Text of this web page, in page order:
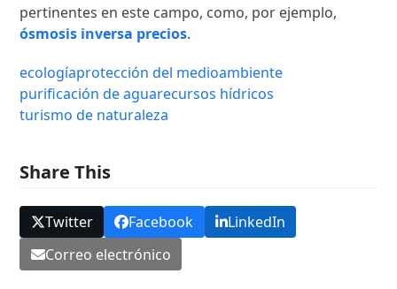
pertinentes en este campo, como, por ejemplo,
ósmosis inversa precios.
ecologíaprotección del medioambiente
purificación de aguarecursos hídricos
turismo de naturaleza
Share This
Twitter Facebook
LinkedIn
Correo electrónico